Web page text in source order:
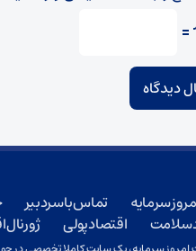
سرمایه تماس با سردبیر
سلامت
اقتصاد پولی